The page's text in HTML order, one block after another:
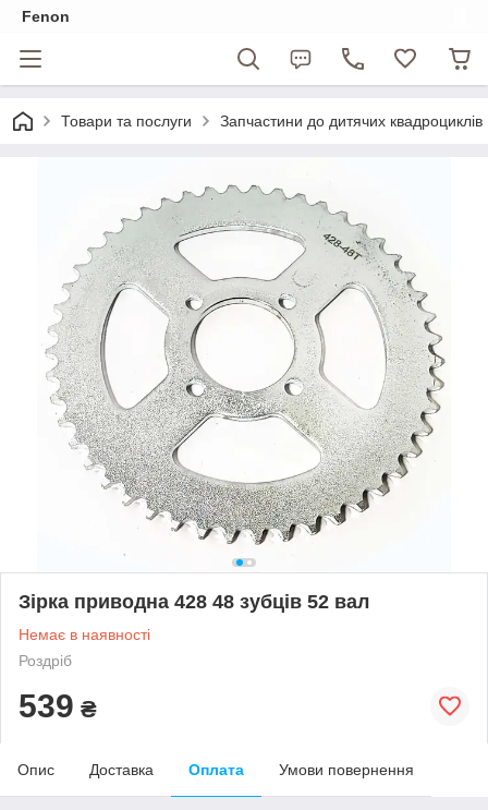
Fenon
Товари та послуги Запчастини до дитячих квадроциклів
Зірка приводна 428 48 зубців 52 вал
Немає в наявності
Роздріб
539 ₴
Опис Доставка Оплата Умови повернення